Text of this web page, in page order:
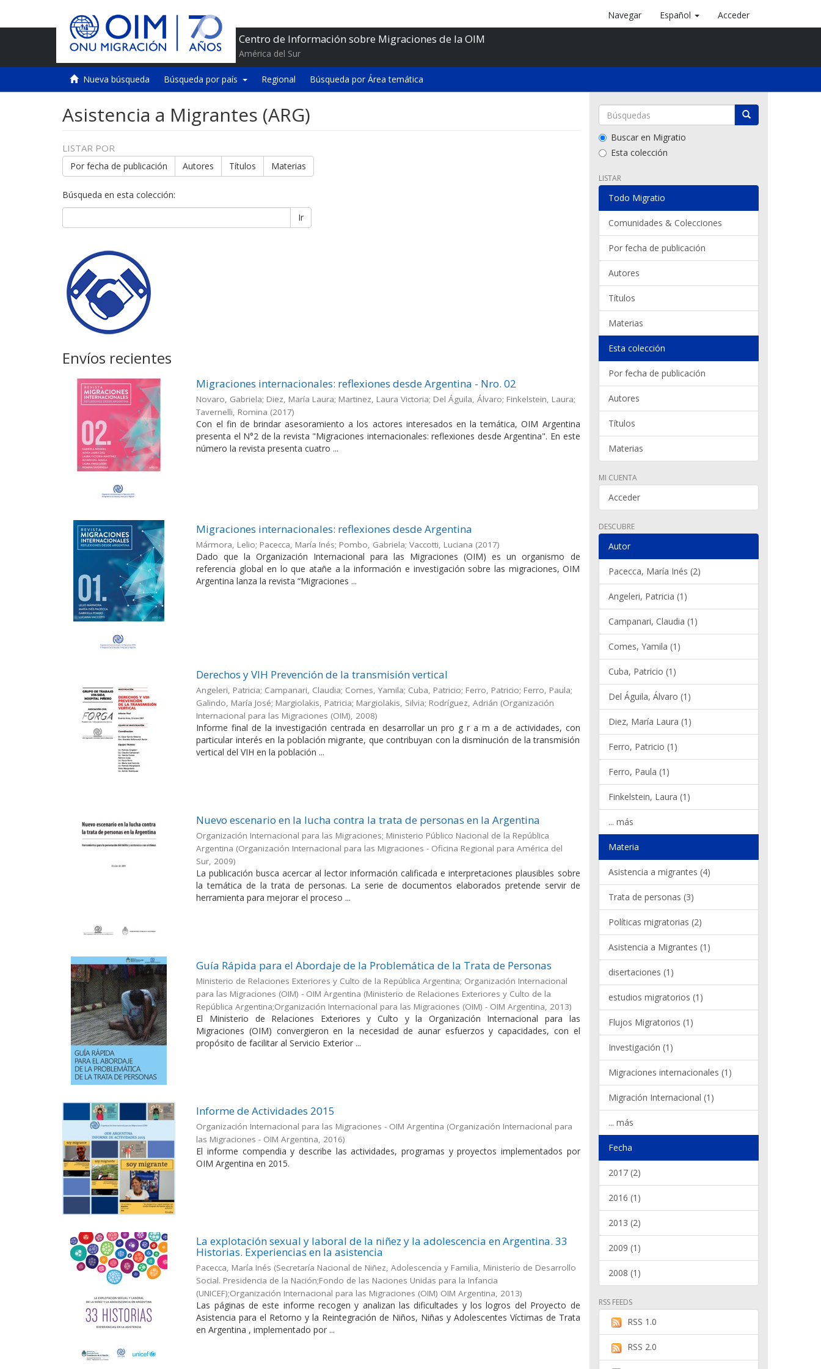
Centro de Información sobre Migraciones de la OIM
América del Sur
Navegar Español Acceder
Nueva búsqueda Búsqueda por país Regional Búsqueda por Área temática
Asistencia a Migrantes (ARG)
LISTAR POR
Por fecha de publicación Autores Títulos Materias
Búsqueda en esta colección:
Ir
Envíos recientes
Migraciones internacionales: reflexiones desde Argentina - Nro. 02
Novaro, Gabriela; Diez, María Laura; Martinez, Laura Victoria; Del Águila, Álvaro; Finkelstein, Laura;
Tavernelli, Romina (2017)
Con el fin de brindar asesoramiento a los actores interesados en la temática, OIM Argentina
presenta el N°2 de la revista "Migraciones internacionales: reflexiones desde Argentina". En este
número la revista presenta cuatro ...
Migraciones internacionales: reflexiones desde Argentina
Mármora, Lelio; Pacecca, María Inés; Pombo, Gabriela; Vaccotti, Luciana (2017)
Dado que la Organización Internacional para las Migraciones (OIM) es un organismo de
referencia global en lo que atañe a la información e investigación sobre las migraciones, OIM
Argentina lanza la revista “Migraciones ...
Derechos y VIH Prevención de la transmisión vertical
Angeleri, Patricia; Campanari, Claudia; Comes, Yamila; Cuba, Patricio; Ferro, Patricio; Ferro, Paula;
Galindo, María José; Margiolakis, Patricia; Margiolakis, Silvia; Rodríguez, Adrián (Organización
Internacional para las Migraciones (OIM), 2008)
Informe final de la investigación centrada en desarrollar un pro g r a m a de actividades, con
particular interés en la población migrante, que contribuyan con la disminución de la transmisión
vertical del VIH en la población ...
Nuevo escenario en la lucha contra la trata de personas en la Argentina
Organización Internacional para las Migraciones; Ministerio Público Nacional de la República
Argentina (Organización Internacional para las Migraciones - Oficina Regional para América del
Sur, 2009)
La publicación busca acercar al lector información calificada e interpretaciones plausibles sobre
la temática de la trata de personas. La serie de documentos elaborados pretende servir de
herramienta para mejorar el proceso ...
Guía Rápida para el Abordaje de la Problemática de la Trata de Personas
Ministerio de Relaciones Exteriores y Culto de la República Argentina; Organización Internacional
para las Migraciones (OIM) - OIM Argentina (Ministerio de Relaciones Exteriores y Culto de la
República Argentina;Organización Internacional para las Migraciones (OIM) - OIM Argentina, 2013)
El Ministerio de Relaciones Exteriores y Culto y la Organización Internacional para las
Migraciones (OIM) convergieron en la necesidad de aunar esfuerzos y capacidades, con el
propósito de facilitar al Servicio Exterior ...
Informe de Actividades 2015
Organización Internacional para las Migraciones - OIM Argentina (Organización Internacional para
las Migraciones - OIM Argentina, 2016)
El informe compendia y describe las actividades, programas y proyectos implementados por
OIM Argentina en 2015.
La explotación sexual y laboral de la niñez y la adolescencia en Argentina. 33
Historias. Experiencias en la asistencia
Pacecca, María Inés (Secretaría Nacional de Niñez, Adolescencia y Familia, Ministerio de Desarrollo
Social. Presidencia de la Nación;Fondo de las Naciones Unidas para la Infancia
(UNICEF);Organización Internacional para las Migraciones (OIM) OIM Argentina, 2013)
Las páginas de este informe recogen y analizan las dificultades y los logros del Proyecto de
Asistencia para el Retorno y la Reintegración de Niños, Niñas y Adolescentes Víctimas de Trata
en Argentina , implementado por ...
Buscar en Migratio
Esta colección
LISTAR
Todo Migratio
Comunidades & Colecciones
Por fecha de publicación
Autores
Títulos
Materias
Esta colección
Por fecha de publicación
Autores
Títulos
Materias
MI CUENTA
Acceder
DESCUBRE
Autor
Pacecca, María Inés (2)
Angeleri, Patricia (1)
Campanari, Claudia (1)
Comes, Yamila (1)
Cuba, Patricio (1)
Del Águila, Álvaro (1)
Diez, María Laura (1)
Ferro, Patricio (1)
Ferro, Paula (1)
Finkelstein, Laura (1)
... más
Materia
Asistencia a migrantes (4)
Trata de personas (3)
Políticas migratorias (2)
Asistencia a Migrantes (1)
disertaciones (1)
estudios migratorios (1)
Flujos Migratorios (1)
Investigación (1)
Migraciones internacionales (1)
Migración Internacional (1)
... más
Fecha
2017 (2)
2016 (1)
2013 (2)
2009 (1)
2008 (1)
RSS FEEDS
RSS 1.0
RSS 2.0